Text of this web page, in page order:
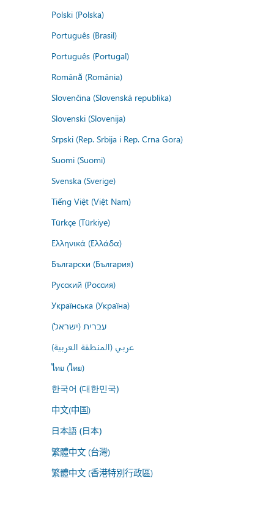
Polski (Polska)
Português (Brasil)
Português (Portugal)
Română (România)
Slovenčina (Slovenská republika)
Slovenski (Slovenija)
Srpski (Rep. Srbija i Rep. Crna Gora)
Suomi (Suomi)
Svenska (Sverige)
Tiếng Việt (Việt Nam)
Türkçe (Türkiye)
Ελληνικά (Ελλάδα)
Български (България)
Русский (Россия)
Українська (Україна)
עברית (ישראל)
عربي (المنطقة العربية)
ไทย (ไทย)
한국어 (대한민국)
中文(中国)
日本語 (日本)
繁體中文 (台灣)
繁體中文 (香港特別行政區)